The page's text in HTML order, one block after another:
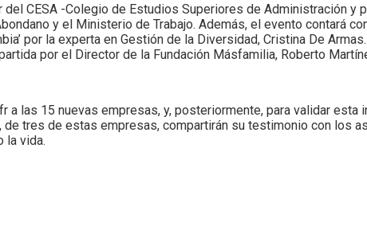
CESA -Colegio de Estudios Superiores de Administración y
y el Ministerio de Trabajo. Además, el evento contará
por la experta en Gestión de la Diversidad, Cristina De
por el Director de la Fundación Másfamilia, Roberto
a las 15 nuevas empresas, y, posteriormente, para validar esta
tres de estas empresas, compartirán su testimonio con los
la vida.